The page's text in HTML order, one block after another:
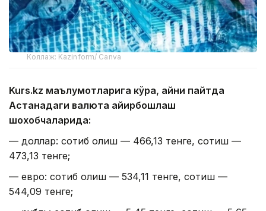
Коллаж: Kazinform/ Canva
Kurs.kz маълумотларига кўра, айни пайтда
Астанадаги валюта айирбошлаш
шохобчаларида:
— доллар: сотиб олиш — 466,13 тенге, сотиш —
473,13 тенге;
— евро: сотиб олиш — 534,11 тенге, сотиш —
544,09 тенге;